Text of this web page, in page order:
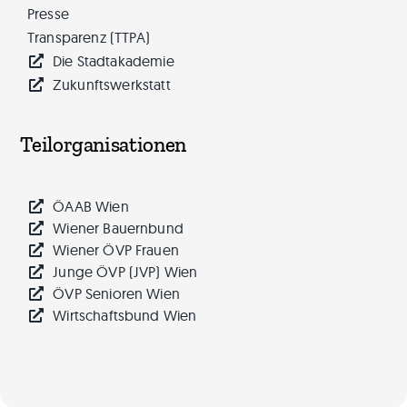
Presse
Transparenz (TTPA)
Die Stadtakademie
Zukunftswerkstatt
Teilorganisationen
ÖAAB Wien
Wiener Bauernbund
Wiener ÖVP Frauen
Junge ÖVP (JVP) Wien
ÖVP Senioren Wien
Wirtschaftsbund Wien